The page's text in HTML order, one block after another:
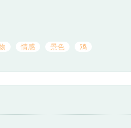
情感 景色 鸡